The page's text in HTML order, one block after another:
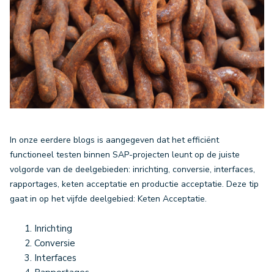
In onze eerdere blogs is aangegeven dat het efficiënt
functioneel testen binnen SAP-projecten leunt op de juiste
volgorde van de deelgebieden: inrichting, conversie, interfaces,
rapportages, keten acceptatie en productie acceptatie. Deze tip
gaat in op het vijfde deelgebied: Keten Acceptatie.
Inrichting
Conversie
Interfaces